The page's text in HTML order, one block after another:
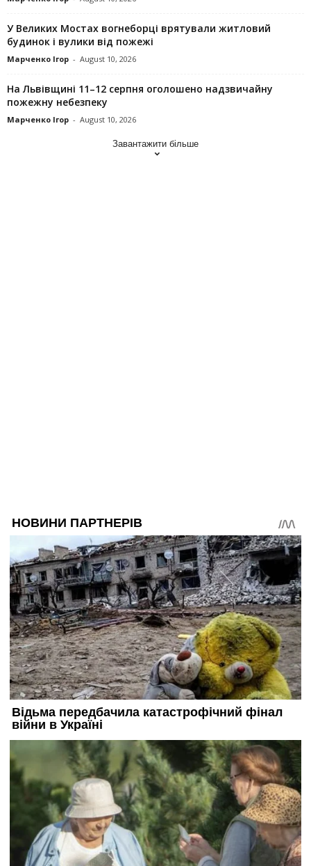
У Великих Мостах вогнеборці врятували житловий
будинок і вулики від пожежі
Марченко Ігор - August 10, 2026
На Львівщині 11–12 серпня оголошено надзвичайну
пожежну небезпеку
Марченко Ігор - August 10, 2026
Завантажити більше